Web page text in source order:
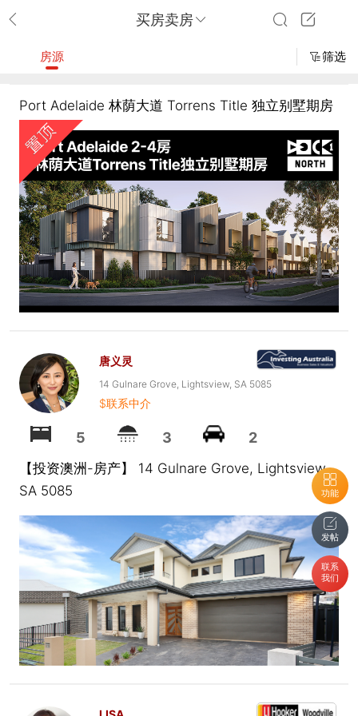
买房卖房
功能
发帖
联系
我们
房源 筛选
Port Adelaide 林荫大道 Torrens Title 独立别墅期房
唐义灵
14 Gulnare Grove, Lightsview, SA 5085
$联系中介
5 3 2
【投资澳洲-房产】 14 Gulnare Grove, Lightsview,
SA 5085